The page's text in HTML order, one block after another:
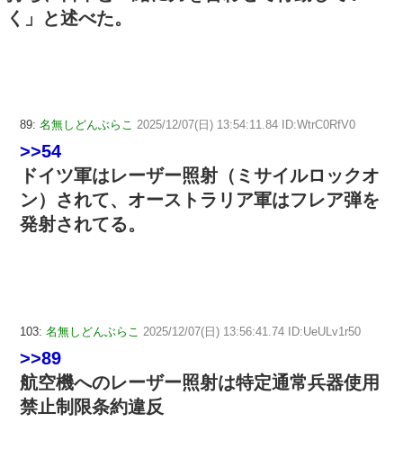
く」と述べた。
89: 名無しどんぶらこ 2025/12/07(日) 13:54:11.84 ID:WtrC0RfV0
>>54
ドイツ軍はレーザー照射（ミサイルロックオ
ン）されて、オーストラリア軍はフレア弾を
発射されてる。
103: 名無しどんぶらこ 2025/12/07(日) 13:56:41.74 ID:UeULv1r50
>>89
航空機へのレーザー照射は特定通常兵器使用
禁止制限条約違反